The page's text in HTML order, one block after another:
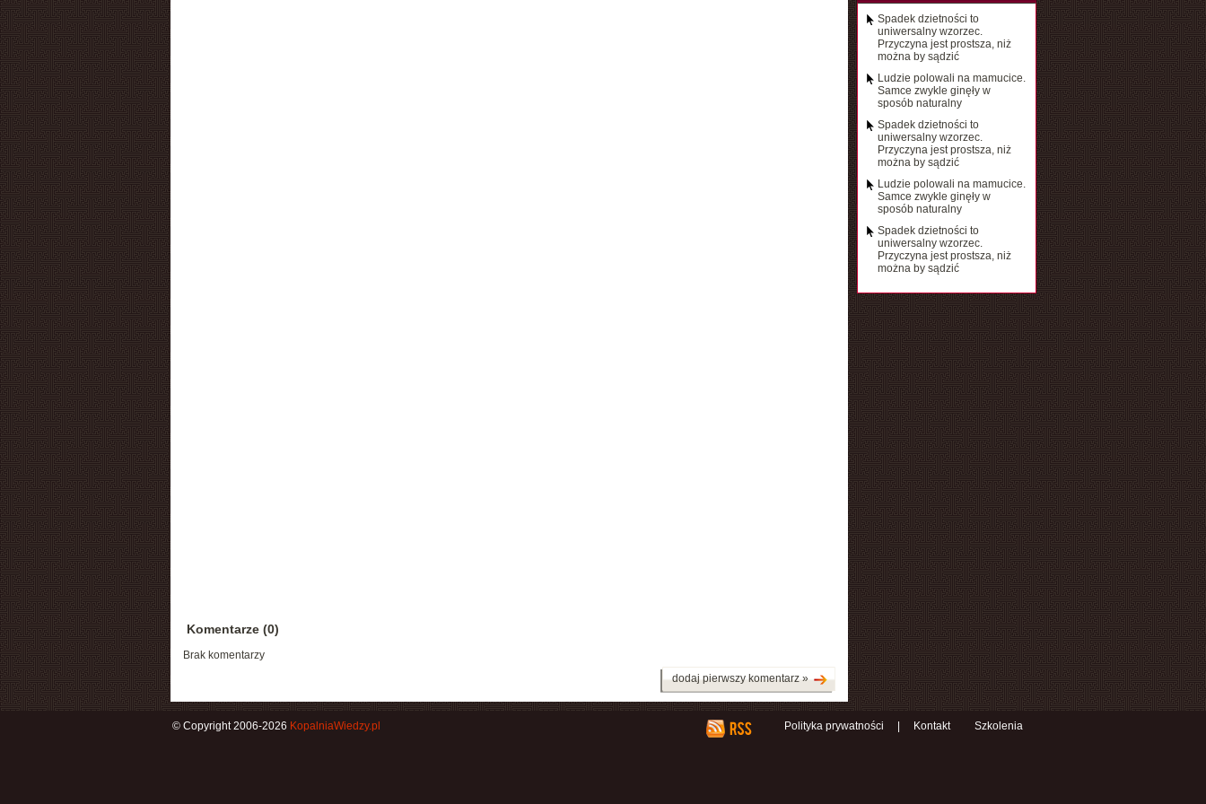
Komentarze (0)
Brak komentarzy
dodaj pierwszy komentarz »
Spadek dzietności to
uniwersalny wzorzec.
Przyczyna jest prostsza, niż
można by sądzić
Ludzie polowali na mamucice.
Samce zwykle ginęły w
sposób naturalny
Spadek dzietności to
uniwersalny wzorzec.
Przyczyna jest prostsza, niż
można by sądzić
Ludzie polowali na mamucice.
Samce zwykle ginęły w
sposób naturalny
Spadek dzietności to
uniwersalny wzorzec.
Przyczyna jest prostsza, niż
można by sądzić
Polityka prywatności Kontakt Szkolenia
© Copyright 2006-2026 KopalniaWiedzy.pl